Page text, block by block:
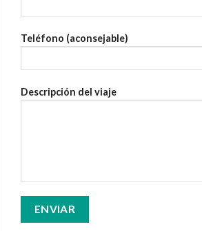
Teléfono (aconsejable)
Descripción del viaje